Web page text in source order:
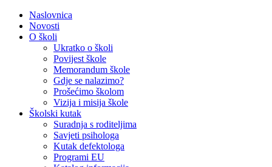
Naslovnica
Novosti
O školi
Ukratko o školi
Povijest škole
Memorandum škole
Gdje se nalazimo?
Prošećimo školom
Vizija i misija škole
Školski kutak
Suradnja s roditeljima
Savjeti psihologa
Kutak defektologa
Programi EU